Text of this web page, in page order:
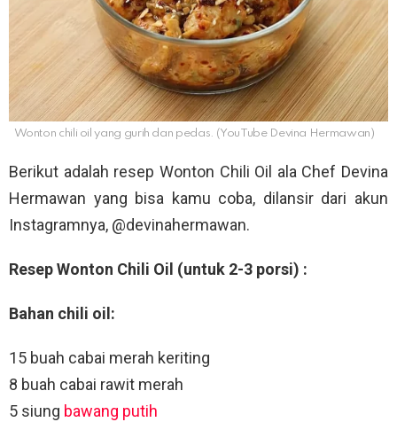
Wonton chili oil yang gurih dan pedas. (YouTube Devina Hermawan)
Berikut adalah resep Wonton Chili Oil ala Chef Devina
Hermawan yang bisa kamu coba, dilansir dari akun
Instagramnya, @devinahermawan.
Resep Wonton Chili Oil (untuk 2-3 porsi) :
Bahan chili oil:
15 buah cabai merah keriting
8 buah cabai rawit merah
5 siung bawang putih